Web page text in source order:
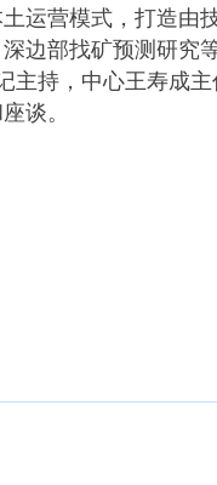
运营模式，打造
边部找矿预测研究
主持，中心王寿成
谈。